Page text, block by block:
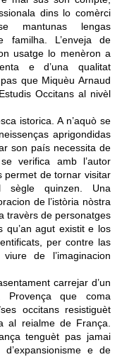
dins lo comèrci
mantunas lengas
L’enveja de
usatge lo menèron a
e d’una qualitat
que Miquèu Arnaud
Occitans al nivèl
istorica. A n’aquò se
aprigondidas
son país necessita de
verifica amb l’autor
permet de tornar visitar
sègle quinzen. Una
de l’istòria nòstra
travèrs de personatges
qu’an agut existit e los
per contre las
de l’imaginacion
carrejar d’un
Provença que coma
occitans resistiguèt
al reialme de França.
tenguèt pas jamai
e de